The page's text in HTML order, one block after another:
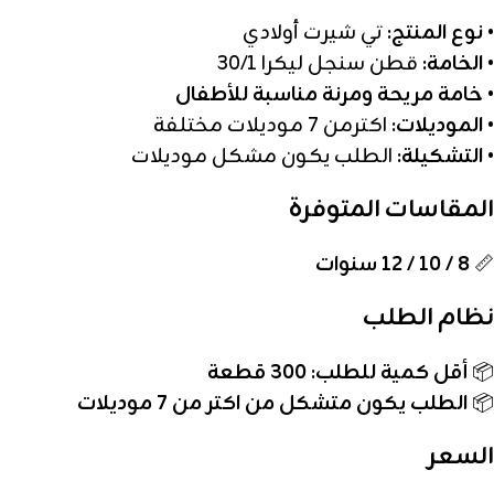
•نوع المنتج:تي شيرت أولادي
•الخامة: قطن سنجل ليكرا 30/1
• خامة مريحة ومرنة مناسبة للأطفال
•الموديلات: اكترمن 7 موديلات مختلفة
•التشكيلة: الطلب يكون مشكل موديلات
المقاسات المتوفرة
📏8 / 10 / 12 سنوات
نظام الطلب
📦أقل كمية للطلب: 300 قطعة
📦الطلب يكون متشكل من اكتر من 7 موديلات
السعر